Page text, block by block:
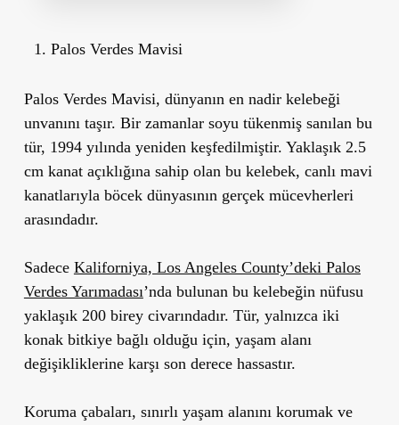
Palos Verdes Mavisi
Palos Verdes Mavisi, dünyanın en nadir kelebeği
unvanını taşır. Bir zamanlar soyu tükenmiş sanılan bu
tür, 1994 yılında yeniden keşfedilmiştir. Yaklaşık 2.5
cm kanat açıklığına sahip olan bu kelebek, canlı mavi
kanatlarıyla böcek dünyasının gerçek mücevherleri
arasındadır.
Sadece Kaliforniya, Los Angeles County’deki Palos
Verdes Yarımadası’nda bulunan bu kelebeğin nüfusu
yaklaşık 200 birey civarındadır. Tür, yalnızca iki
konak bitkiye bağlı olduğu için, yaşam alanı
değişikliklerine karşı son derece hassastır.
Koruma çabaları, sınırlı yaşam alanını korumak ve